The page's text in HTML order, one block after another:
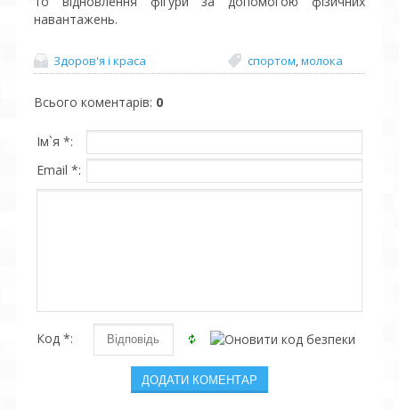
навантажень.
Здоров'я і краса спортом молока
Всього коментарів: 0
Ім`я *:
Email *:
Код *: